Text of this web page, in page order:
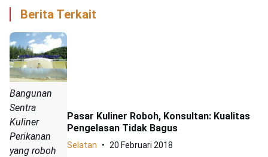
Berita Terkait
Bangunan
Sentra
Kuliner
Perikanan
yang roboh
Pasar Kuliner Roboh, Konsultan: Kualitas
Pengelasan Tidak Bagus
Selatan 20 Februari 2018